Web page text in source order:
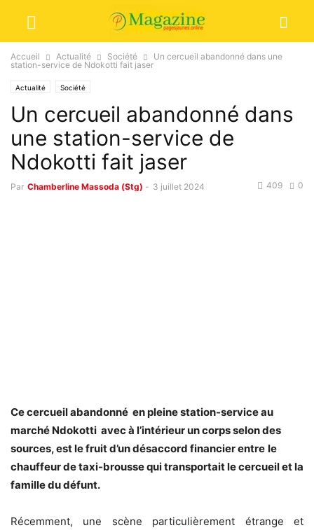
Accueil Actualité Société
Un cercueil abandonné dans une
station-service de Ndokotti fait jaser
Actualité Société
Un cercueil abandonné dans
une station-service de
Ndokotti fait jaser
Par Chamberline Massoda (Stg) - 3 juillet 2024 0
409
Ce cercueil abandonné en pleine station-service au
marché Ndokotti avec à l’intérieur un corps selon des
sources, est le fruit d’un désaccord financier entre le
chauffeur de taxi-brousse qui transportait le cercueil et la
famille du défunt.
Récemment, une scène particulièrement étrange et